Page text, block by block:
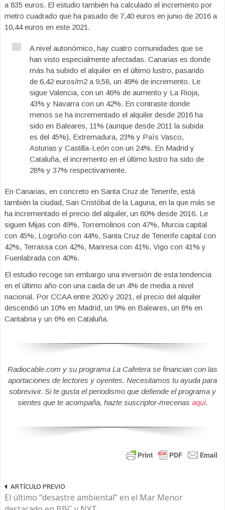
a 835 euros. El estudio también ha calculado el incremento por
metro cuadrado que ha pasado de 7,40 euros en junio de 2016 a
10,44 euros en este 2021.
A nivel autonómico, hay cuatro comunidades que se
han visto especialmente afectadas. Canarias es donde
más ha subido el alquiler en el último lustro, pasando
de 6,42 euros/m2 a 9,58, un 49% de incremento. Le
sigue Valencia, con un 46% de aumento y La Rioja,
43% y Navarra con un 42%. En contraste donde
menos se ha incrementado el alquiler desde 2016 ha
sido en Baleares, 11% (aunque desde 2011 la subida
es del 45%), Extremadura, 23% y País Vasco,
Asturias y Castilla-León con un 24%. En Madrid y
Cataluña, el incremento en el último lustro ha sido de
28% y 37% respectivamente.
En Canarias, en concreto en Santa Cruz de Tenerife, está
también la ciudad, San Cristóbal de la Laguna, en la que más se
ha incrementado el precio del alquiler, un 60% desde 2016. Le
siguen Mijas con 49%, Torremolinos con 47%, Murcia capital
con 45%, Logroño con 44%, Santa Cruz de Tenerife capital con
42%, Terrassa con 42%, Manresa con 41%, Vigo con 41% y
Fuenlabrada con 40%.
El estudio recoge sin embargo una inversión de esta tendencia
en el último año con una caida de un 4% de media a nivel
nacional. Por CCAA entre 2020 y 2021, el precio del alquiler
descendió un 10% en Madrid, un 9% en Baleares, un 8% en
Cantabria y un 6% en Cataluña.
Radiocable.com y su programa La Cafetera se financian con las
aportaciones de lectores y oyentes. Necesitamos tu ayuda para
sobrevivir. Si te gusta el periodismo que defiende el programa y
sientes que te acompaña, hazte suscriptor-mecenas aquí.
ARTÍCULO PREVIO
El último “desastre ambiental” en el Mar Menor